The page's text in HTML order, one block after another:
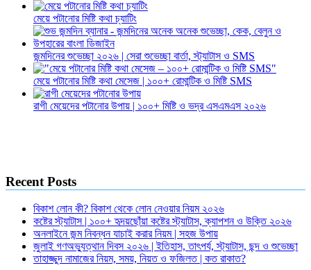
মেয়ে পটানোর মিষ্টি কথা চ্যাটিং
জন্মদিনের শুভেচ্ছা ২০২৬ | সেরা শুভেচ্ছা বার্তা, স্ট্যাটাস ও SMS
মেয়ে পটানোর মিষ্টি কথা মেসেজ | ১০০+ রোমান্টিক ও মিষ্টি SMS
রাগী মেয়েদের পটানোর উপায় | ১০০+ মিষ্টি ও ভদ্র এসএমএস ২০২৬
Recent Posts
বিকাশ লোন কী? বিকাশ থেকে লোন নেওয়ার নিয়ম ২০২৬
কষ্টের স্ট্যাটাস | ১০০+ হৃদয়ছোঁয়া কষ্টের স্ট্যাটাস, ক্যাপশন ও উক্তি ২০২৬
অনলাইনে জন্ম নিবন্ধন যাচাই করার নিয়ম | সহজ উপায়
জুলাই গণঅভ্যুত্থান দিবস ২০২৬ | ইতিহাস, তাৎপর্য, স্ট্যাটাস, ছন্দ ও শুভেচ্ছা
তাহাজ্জুদ নামাজের নিয়ম, সময়, নিয়ত ও ফজিলত | কত রাকাত?